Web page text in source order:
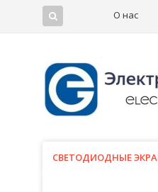
О нас
СВЕТОДИОДНЫЕ
СВЕТОДИОДНЫЕ